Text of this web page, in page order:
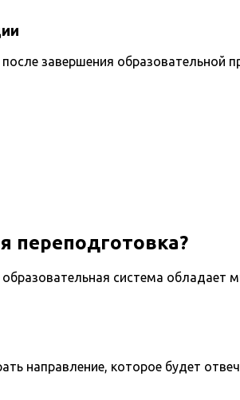
завершения образовательной
переподготовка?
система обладает
направление, которое будет